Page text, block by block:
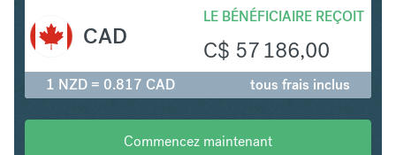
LE BÉNÉFICIAIRE REÇOIT
C$ 57 186,00
CAD
1 NZD = 0.817 CAD tous frais inclus
Commencez maintenant